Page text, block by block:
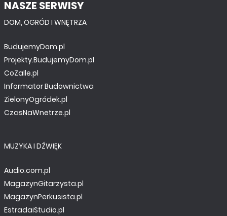
NASZE SERWISY
DOM, OGRÓD I WNĘTRZA
BudujemyDom.pl
Projekty.BudujemyDom.pl
CoZaIle.pl
Informator Budownictwa
ZielonyOgródek.pl
CzasNaWnetrze.pl
MUZYKA I DŹWIĘK
Audio.com.pl
MagazynGitarzysta.pl
MagazynPerkusista.pl
EstradaiStudio.pl